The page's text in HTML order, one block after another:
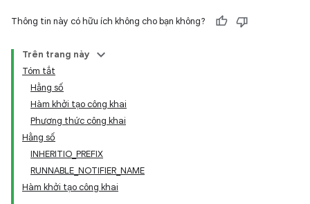
Thông tin này có hữu ích không cho bạn không?
Trên trang này
Tóm tắt
Hằng số
Hàm khởi tạo công khai
Phương thức công khai
Hằng số
INHERITIO_PREFIX
RUNNABLE_NOTIFIER_NAME
Hàm khởi tạo công khai